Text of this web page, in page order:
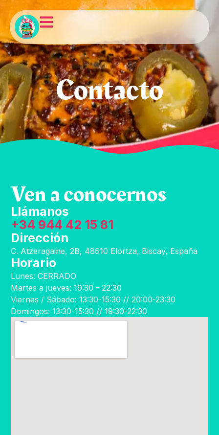
Contacto
Ven a conocernos
Llámanos
+34 944 42 15 81
Dirección
C. Atzeragaine, 2B, 48610 Elortza, Biscay, España
Horario
Lunes: CERRADO
Martes a jueves: 19:30 - 22:30
Viernes / Sábado: 13:30-15:30 // 20:00-23:30
Domingos: 13:30-15:30 // 19:30-22:30